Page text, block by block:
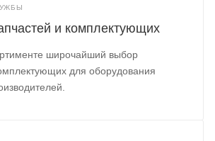
и комплектующих
широчайший выбор
для оборудования